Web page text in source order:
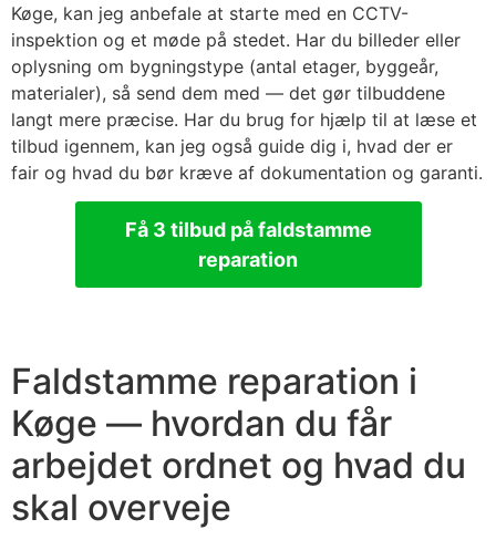
Køge, kan jeg anbefale at starte med en CCTV-
inspektion og et møde på stedet. Har du billeder eller
oplysning om bygningstype (antal etager, byggeår,
materialer), så send dem med — det gør tilbuddene
langt mere præcise. Har du brug for hjælp til at læse et
tilbud igennem, kan jeg også guide dig i, hvad der er
fair og hvad du bør kræve af dokumentation og garanti.
Få 3 tilbud på faldstamme
reparation
Faldstamme reparation i
Køge — hvordan du får
arbejdet ordnet og hvad du
skal overveje